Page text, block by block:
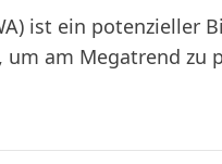
ist ein potenzieller
am Megatrend zu